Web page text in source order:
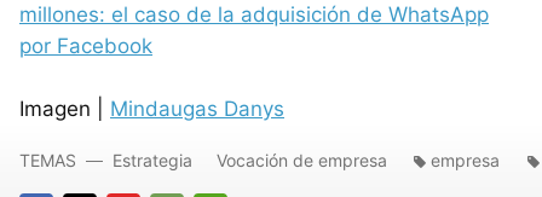
millones: el caso de la adquisición de WhatsApp
por Facebook
Imagen | Mindaugas Danys
TEMAS Estrategia Vocación de empresa empresa